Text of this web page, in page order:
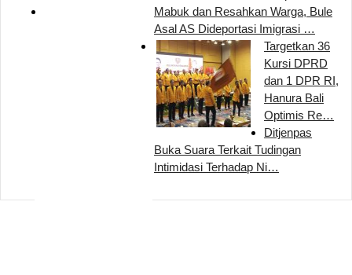
Mabuk dan Resahkan Warga, Bule
Asal AS Dideportasi Imigrasi …
Targetkan 36
Kursi DPRD
dan 1 DPR RI,
Hanura Bali
Optimis Re…
Ditjenpas
Buka Suara Terkait Tudingan
Intimidasi Terhadap Ni…